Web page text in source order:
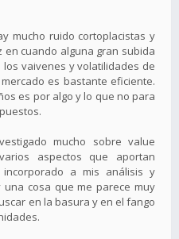
mucho ruido cortoplacistas y
cuando alguna gran subida
vaivenes y volatilidades de
es bastante eficiente.
es por algo y lo que no para
mucho sobre value
aspectos que aportan
a mis análisis y
cosa que me parece muy
en la basura y en el fango